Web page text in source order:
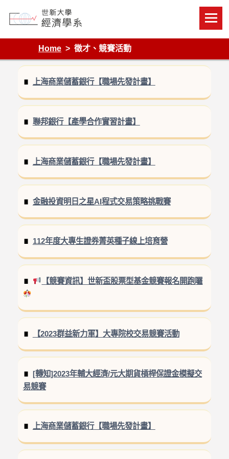
content
Department of Economics, Shih Hsin University
Home
徵才、競賽活動
上海商業儲蓄銀行【職場先發計畫】
聯邦銀行【產學合作實習計畫】
上海商業儲蓄銀行【職場先發計畫】
金融投資明日之星AI程式交易策略挑戰賽
112年度大專生證券菁英種子線上培育營
【競賽資訊】世新盃股票型基金競賽報名開跑囉
【2023群益新力軍】大專院校交易競賽活動
[轉知]2023年輔大經濟/元大期貨槓桿保證金模擬交
易競賽
上海商業儲蓄銀行【職場先發計畫】